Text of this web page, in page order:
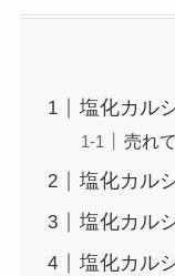
塩化カル
売れ
塩化カル
塩化カル
塩化カル